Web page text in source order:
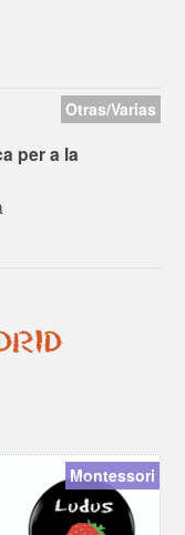
Otras/Varias
per a la
Montessori